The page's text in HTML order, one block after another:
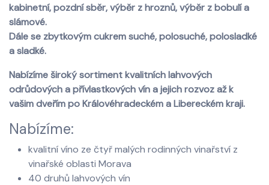
kabinetní, pozdní sběr, výběr z hroznů, výběr z bobulí a
slámové.
Dále se zbytkovým cukrem suché, polosuché, polosladké
a sladké.
Nabízíme široký sortiment kvalitních lahvových
odrůdových a přívlastkových vín a jejich rozvoz až k
vašim dveřím po Královéhradeckém a Libereckém kraji.
Nabízíme:
kvalitní víno ze čtyř malých rodinných vinařství z
vinařské oblasti Morava
40 druhů lahvových vín